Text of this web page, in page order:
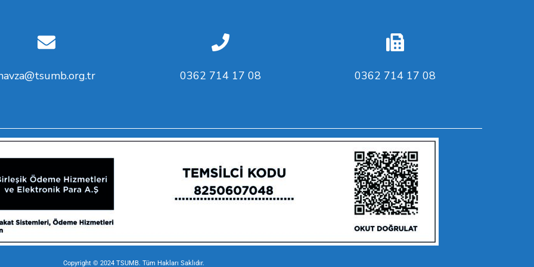
0362 714 17 08 0362 714 17 08
Copyright © 2024 TSUMB. Tüm Hakları Saklıdır.